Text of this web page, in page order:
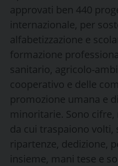
approvati ben 440
internazionale, per
alfabetizzazione e
formazione
sanitario, agricolo-
cooperativo e delle
promozione umana e
minoritarie. Sono
da cui traspaiono volti,
ripartenze, dedizione,
insieme, mani tese e